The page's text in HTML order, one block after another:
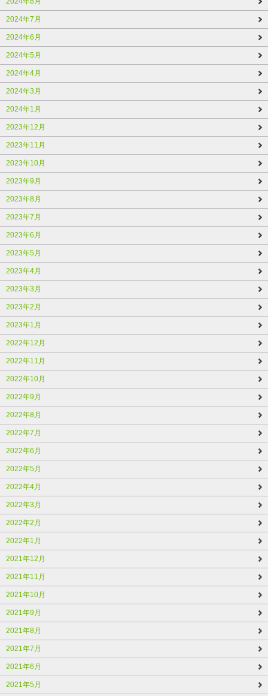
2024年7月
2024年6月
2024年5月
2024年4月
2024年3月
2024年1月
2023年12月
2023年11月
2023年10月
2023年9月
2023年8月
2023年7月
2023年6月
2023年5月
2023年4月
2023年3月
2023年2月
2023年1月
2022年12月
2022年11月
2022年10月
2022年9月
2022年8月
2022年7月
2022年6月
2022年5月
2022年4月
2022年3月
2022年2月
2022年1月
2021年12月
2021年11月
2021年10月
2021年9月
2021年8月
2021年7月
2021年6月
2021年5月